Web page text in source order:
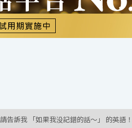
請告訴我 「如果我没記錯的話～」 的英語！